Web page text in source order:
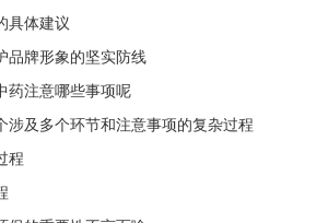
具体建议
品牌形象的坚实防线
药注意哪些事项呢
涉及多个环节和注意事项的复杂过程
程